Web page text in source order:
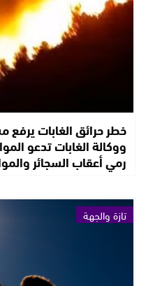
خطر حرائق الغابات
ووكالة الغابات تدعو
رمي أعقاب السجائر
تازة والجهة